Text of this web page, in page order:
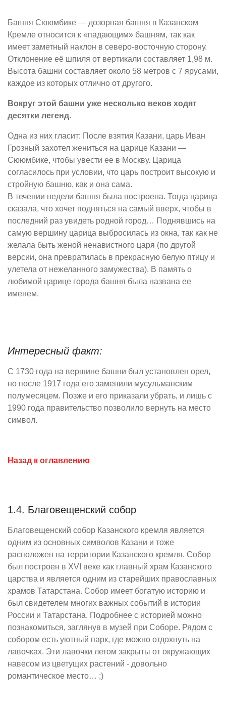
Башня Сююмбике — дозорная башня в Казанском
Кремле относится к «падающим» башням, так как
имеет заметный наклон в северо-восточную сторону.
Отклонение её шпиля от вертикали составляет 1,98 м.
Высота башни составляет около 58 метров с 7 ярусами,
каждое из которых отлично от другого.
Вокруг этой башни уже несколько веков ходят
десятки легенд.
Одна из них гласит: После взятия Казани, царь Иван
Грозный захотел жениться на царице Казани —
Сююмбике, чтобы увести ее в Москву. Царица
согласилось при условии, что царь построит высокую и
стройную башню, как и она сама.
В течении недели башня была построена. Тогда царица
сказала, что хочет подняться на самый вверх, чтобы в
последний раз увидеть родной город… Поднявшись на
самую вершину царица выбросилась из окна, так как не
желала быть женой ненавистного царя (по другой
версии, она превратилась в прекрасную белую птицу и
улетела от нежеланного замужества). В память о
любимой царице города башня была названа ее
именем.
Интересный факт:
С 1730 года на вершине башни был установлен орел,
но после 1917 года его заменили мусульманским
полумесяцем. Позже и его приказали убрать, и лишь с
1990 года правительство позволило вернуть на место
символ.
Назад к оглавлению
1.4. Благовещенский собор
Благовещенский собор Казанского кремля является
одним из основных символов Казани и тоже
расположен на территории Казанского кремля. Собор
был построен в XVI веке как главный храм Казанского
царства и является одним из старейших православных
храмов Татарстана. Собор имеет богатую историю и
был свидетелем многих важных событий в истории
России и Татарстана. Подробнее с историей можно
познакомиться, заглянув в музей при Соборе. Рядом с
собором есть уютный парк, где можно отдохнуть на
лавочках. Эти лавочки летом закрыты от окружающих
навесом из цветущих растений - довольно
романтическое место… ;)